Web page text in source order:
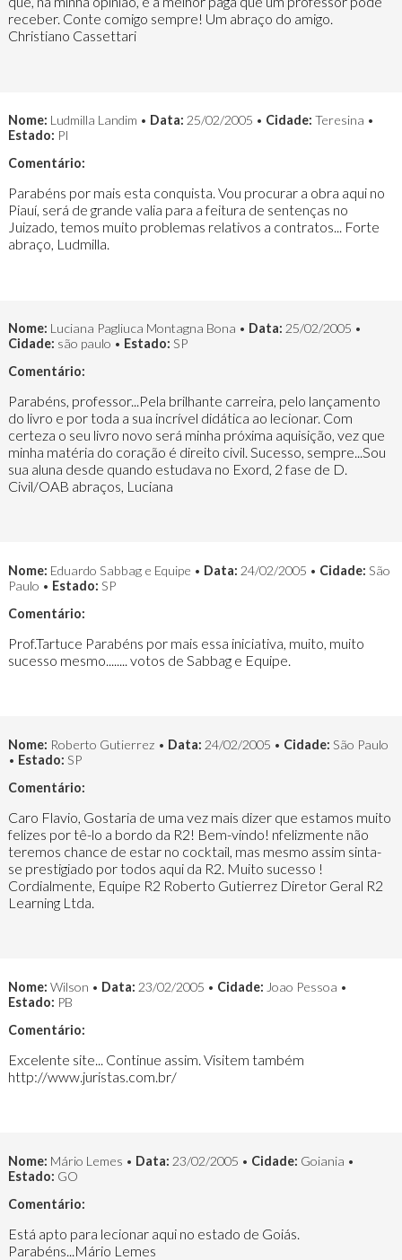
receber. Conte comigo sempre! Um abraço do amigo.
Christiano Cassettari
Nome: Ludmilla Landim • Data: 25/02/2005 • Cidade: Teresina •
Estado: PI
Comentário:
Parabéns por mais esta conquista. Vou procurar a obra aqui no
Piauí, será de grande valia para a feitura de sentenças no
Juizado, temos muito problemas relativos a contratos... Forte
abraço, Ludmilla.
Nome: Luciana Pagliuca Montagna Bona • Data: 25/02/2005 •
Cidade: são paulo • Estado: SP
Comentário:
Parabéns, professor...Pela brilhante carreira, pelo lançamento
do livro e por toda a sua incrível didática ao lecionar. Com
certeza o seu livro novo será minha próxima aquisição, vez que
minha matéria do coração é direito civil. Sucesso, sempre...Sou
sua aluna desde quando estudava no Exord, 2 fase de D.
Civil/OAB abraços, Luciana
Nome: Eduardo Sabbag e Equipe • Data: 24/02/2005 • Cidade: São
Paulo • Estado: SP
Comentário:
Prof.Tartuce Parabéns por mais essa iniciativa, muito, muito
sucesso mesmo........ votos de Sabbag e Equipe.
Nome: Roberto Gutierrez • Data: 24/02/2005 • Cidade: São Paulo
• Estado: SP
Comentário:
Caro Flavio, Gostaria de uma vez mais dizer que estamos muito
felizes por tê-lo a bordo da R2! Bem-vindo! nfelizmente não
teremos chance de estar no cocktail, mas mesmo assim sinta-
se prestigiado por todos aqui da R2. Muito sucesso !
Cordialmente, Equipe R2 Roberto Gutierrez Diretor Geral R2
Learning Ltda.
Nome: Wilson • Data: 23/02/2005 • Cidade: Joao Pessoa •
Estado: PB
Comentário:
Excelente site... Continue assim. Visitem também
http://www.juristas.com.br/
Nome: Mário Lemes • Data: 23/02/2005 • Cidade: Goiania •
Estado: GO
Comentário:
Está apto para lecionar aqui no estado de Goiás.
Parabéns...Mário Lemes